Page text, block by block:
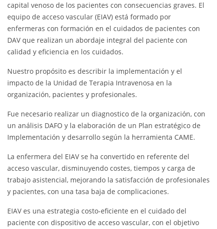
capital venoso de los pacientes con consecuencias graves. El
equipo de acceso vascular (EIAV) está formado por
enfermeras con formación en el cuidados de pacientes con
DAV que realizan un abordaje integral del paciente con
calidad y eficiencia en los cuidados.
Nuestro propósito es describir la implementación y el
impacto de la Unidad de Terapia Intravenosa en la
organización, pacientes y profesionales.
Fue necesario realizar un diagnostico de la organización, con
un análisis DAFO y la elaboración de un Plan estratégico de
Implementación y desarrollo según la herramienta CAME.
La enfermera del EIAV se ha convertido en referente del
acceso vascular, disminuyendo costes, tiempos y carga de
trabajo asistencial, mejorando la satisfacción de profesionales
y pacientes, con una tasa baja de complicaciones.
EIAV es una estrategia costo-eficiente en el cuidado del
paciente con dispositivo de acceso vascular, con el objetivo